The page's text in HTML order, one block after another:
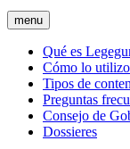
menu
Qué es
Cómo lo utilizo
Tipos de
Preguntas
Consejo de
Dossieres